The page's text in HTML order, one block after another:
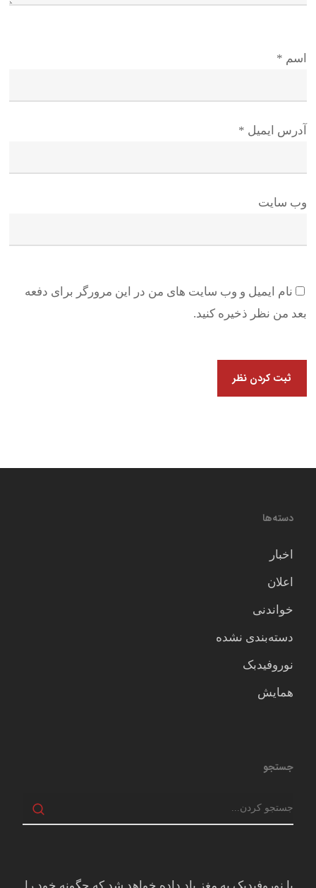
اسم *
آدرس ایمیل *
وب سایت
نام ایمیل و وب سایت های من در این مرورگر برای دفعه
بعد من نظر ذخیره کنید.
دسته‌ها
اخبار
اعلان
خواندنی
دسته‌بندی نشده
نوروفیدبک
همایش
جستجو